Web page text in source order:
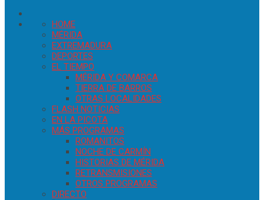
HOME
MÉRIDA
EXTREMADURA
DEPORTES
EL TIEMPO
MÉRIDA Y COMARCA
TIERRA DE BARROS
OTRAS LOCALIDADES
FLASH NOTICIAS
EN LA PICOTA
MÁS PROGRAMAS
ROMANITOS
NOCHE DE CARMÍN
HISTORIAS DE MÉRIDA
RETRANSMISIONES
OTROS PROGRAMAS
DIRECTO